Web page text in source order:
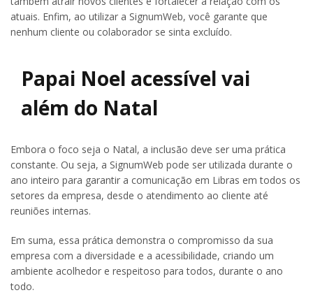
atuais. Enfim, ao utilizar a SignumWeb, você garante que
nenhum cliente ou colaborador se sinta excluído.
Papai Noel acessível vai
além do Natal
Embora o foco seja o Natal, a inclusão deve ser uma prática
constante. Ou seja, a SignumWeb pode ser utilizada durante o
ano inteiro para garantir a comunicação em Libras em todos os
setores da empresa, desde o atendimento ao cliente até
reuniões internas.
Em suma, essa prática demonstra o compromisso da sua
empresa com a diversidade e a acessibilidade, criando um
ambiente acolhedor e respeitoso para todos, durante o ano
todo.